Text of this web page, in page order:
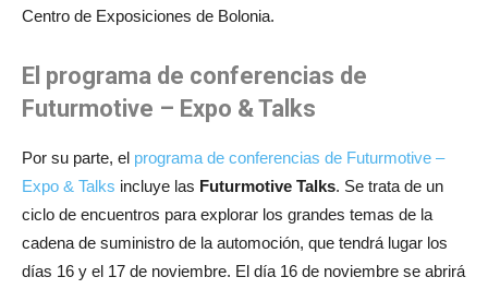
Centro de Exposiciones de Bolonia.
El programa de conferencias de
Futurmotive – Expo & Talks
Por su parte, el programa de conferencias de Futurmotive –
Expo & Talks incluye las Futurmotive Talks. Se trata de un
ciclo de encuentros para explorar los grandes temas de la
cadena de suministro de la automoción, que tendrá lugar los
días 16 y el 17 de noviembre. El día 16 de noviembre se abrirá